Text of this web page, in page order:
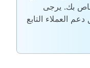
بك. يرجى
العملاء التابع